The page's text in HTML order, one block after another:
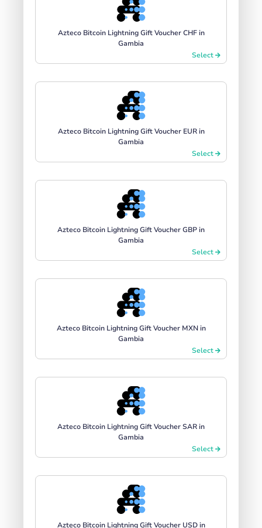
Azteco Bitcoin Lightning Gift Voucher CHF in
Gambia
Select
Azteco Bitcoin Lightning Gift Voucher EUR in
Gambia
Select
Azteco Bitcoin Lightning Gift Voucher GBP in
Gambia
Select
Azteco Bitcoin Lightning Gift Voucher MXN in
Gambia
Select
Azteco Bitcoin Lightning Gift Voucher SAR in
Gambia
Select
Azteco Bitcoin Lightning Gift Voucher USD in